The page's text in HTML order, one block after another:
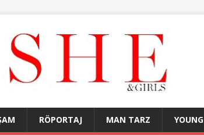
RÖPORTAJ MAN TARZ YOUNG